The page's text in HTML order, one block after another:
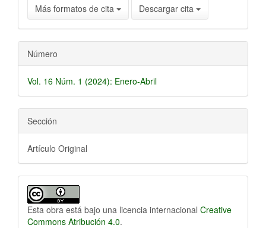
Más formatos de cita Descargar cita
Número
Vol. 16 Núm. 1 (2024): Enero-Abril
Sección
Artículo Original
Esta obra está bajo una licencia internacional Creative
Commons Atribución 4.0.